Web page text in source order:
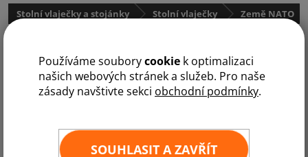
Používáme souborycookie k optimalizaci
našich webových stránek a služeb. Pro naše
zásady navštivte sekci obchodní podmínky.
SOUHLASIT A ZAVŘÍT
Stolní vlaječky a stojánky Stolní vlaječky Země NATO